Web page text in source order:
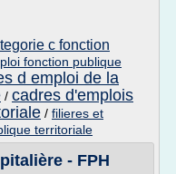
c fonction
fonction publique
d emploi de la
/ cadres d'emplois
/ filieres et
territoriale
- FPH